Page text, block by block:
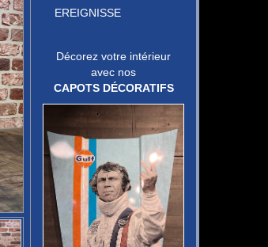
EREIGNISSE
Décorez votre intérieur
avec nos
CAPOTS DÉCORATIFS